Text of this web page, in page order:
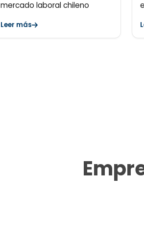
mercado laboral chileno
Leer más